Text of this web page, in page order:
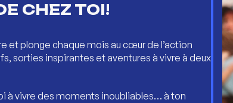
CHEZ TOI!
et plonge chaque mois au cœur de l’action
sorties inspirantes et aventures à vivre à deux
à vivre des moments inoubliables… à ton